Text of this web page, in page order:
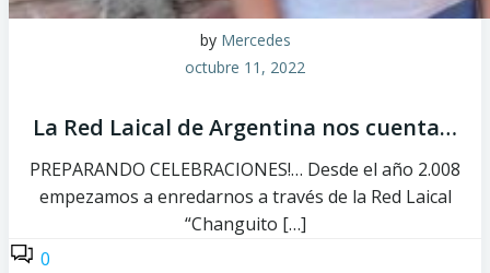
by Mercedes
octubre 11, 2022
La Red Laical de Argentina nos cuenta…
PREPARANDO CELEBRACIONES!… Desde el año 2.008
empezamos a enredarnos a través de la Red Laical
“Changuito […]
0